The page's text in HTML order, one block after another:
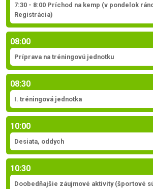
7:30 - 8:00 Príchod na kemp (v pondelok
Registrácia)
08:00
Príprava na tréningovú jednotku
08:30
I. tréningová jednotka
10:00
Desiata, oddych
10:30
Doobedňajšie záujmové aktivity (športové